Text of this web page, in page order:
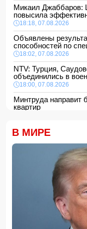
Микаил Джаббаров:
повысила
18:18, 07.08.2026
Объявлены
способностей по
18:02, 07.08.2026
NTV: Турция,
объединились в
18:00, 07.08.2026
Минтруда направит
квартир
Сформирована
Пожар в
16:16, 07.08.2026
В Испании
группировку
16:00, 07.08.2026
Сообщается об
Моджтабы Хаменеи
15:48, 07.08.2026
В МИРЕ